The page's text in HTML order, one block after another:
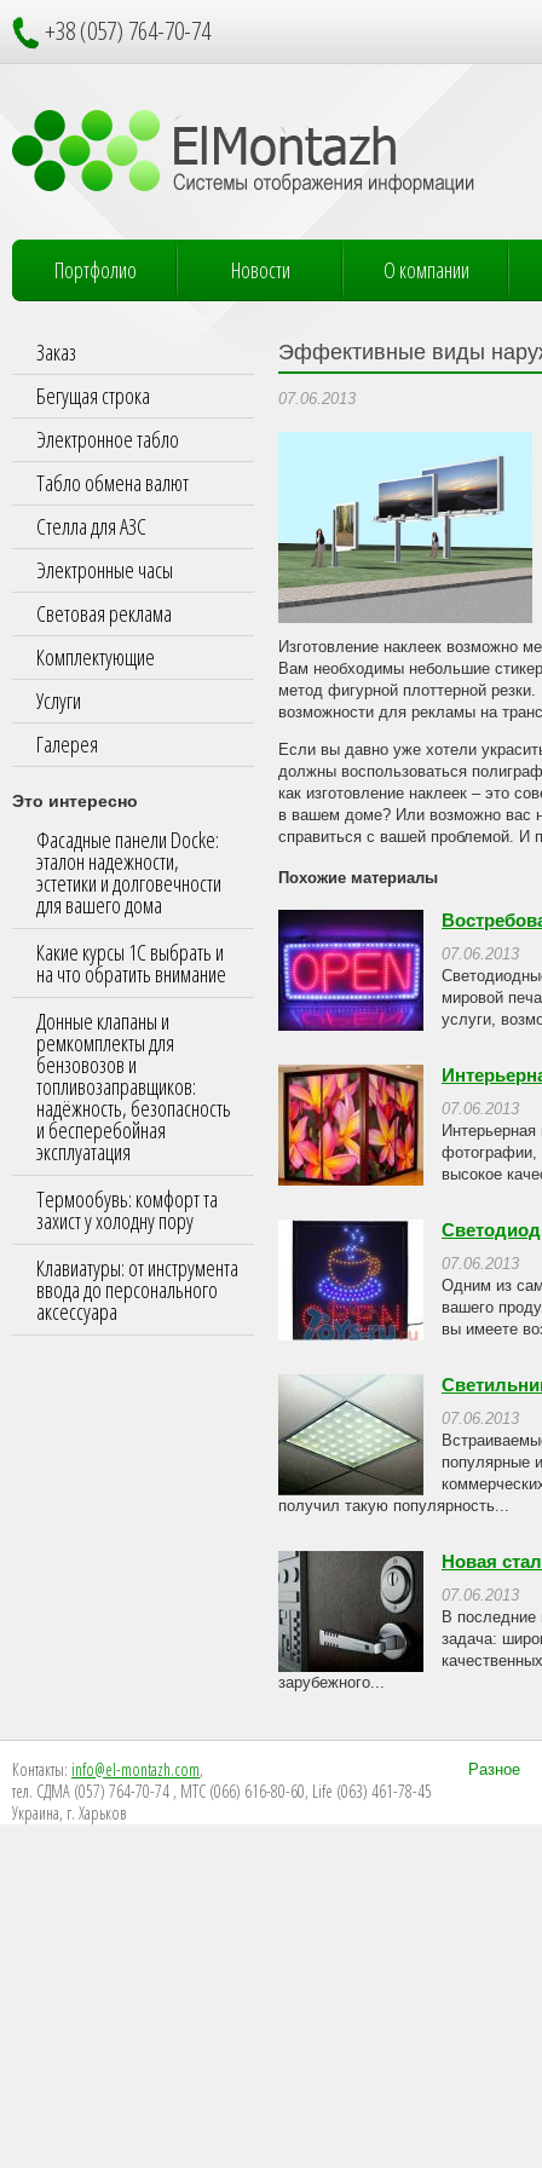
+38 (057) 764-70-74
Портфолио Новости О компании
Заказ
Бегущая строка
Электронное табло
Табло обмена валют
Стелла для АЗС
Электронные часы
Световая реклама
Комплектующие
Услуги
Галерея
Это интересно
Фасадные панели Docke:
эталон надежности,
эстетики и долговечности
для вашего дома
Какие курсы 1С выбрать и
на что обратить внимание
Донные клапаны и
ремкомплекты для
бензовозов и
топливозаправщиков:
надёжность, безопасность
и бесперебойная
эксплуатация
Термообувь: комфорт та
захист у холодну пору
Клавиатуры: от инструмента
ввода до персонального
аксессуара
Эффективные виды
07.06.2013
Изготовление наклеек возможно
Вам необходимы небольшие
метод фигурной плоттерной
возможности для рекламы на
Если вы давно уже хотели
должны воспользоваться
как изготовление наклеек – это
в вашем доме? Или возможно вас
справиться с вашей проблемой. И
Похожие материалы
07.06.2013
мировой
услуги,
07.06.2013
фотографии,
высокое
07.06.2013
Одним из
вашего
вы имеете
07.06.2013
популярные
получил такую популярность...
Новая
07.06.2013
В последние
задача:
зарубежного...
Контакты: info@el-montazh.com,
тел. СДМА (057) 764-70-74 , МТС (066) 616-80-60, Life (063) 461-78-45
Украина, г. Харьков
Разное